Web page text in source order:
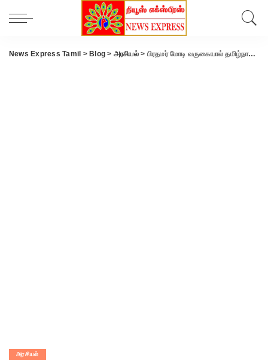
News Express Tamil > Blog > அரசியல்> பிரதமர் மோடி வருகையால் தமிழ்நாடு வளநாடாக மாறுகிறது- அண்ணாமலை பேச்சு.!!
அரசியல்